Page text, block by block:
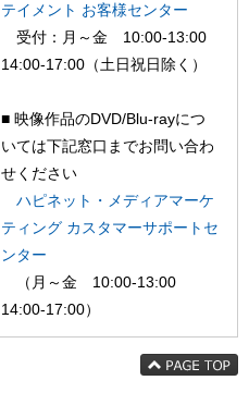
テイメント お客様センター
受付：月～金 10:00-13:00
14:00-17:00（土日祝日除く）
■ 映像作品のDVD/Blu-rayにつ
いては下記窓口までお問い合わ
せください
ハピネット・メディアマーケ
ティング カスタマーサポートセ
ンター
（月～金 10:00-13:00
14:00-17:00）